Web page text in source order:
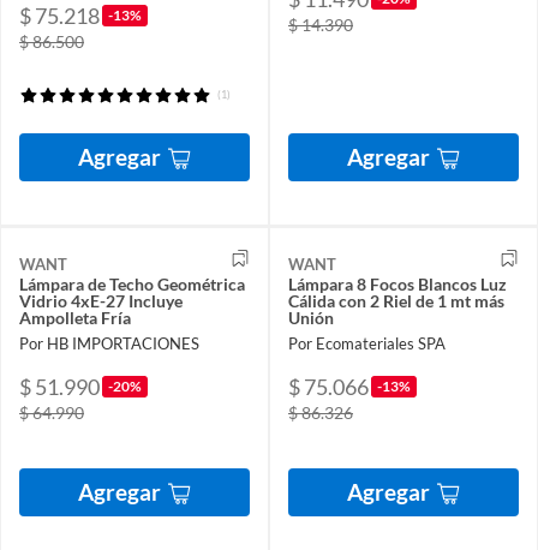
$ 75.218 -13%
$ 86.500
(1)
Agregar
$ 14.390
Agregar
WANT
Lámpara de Techo Geométrica
Vidrio 4xE-27 Incluye
Ampolleta Fría
Por HB IMPORTACIONES
$ 51.990 -20%
$ 64.990
Agregar
WANT
Lámpara 8 Focos Blancos Luz
Cálida con 2 Riel de 1 mt más
Unión
Por Ecomateriales SPA
$ 75.066 -13%
$ 86.326
Agregar